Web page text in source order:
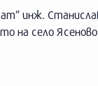
инж.
на село Ясеново